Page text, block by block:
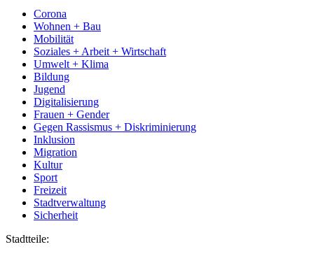
Corona
Wohnen + Bau
Mobilität
Soziales + Arbeit + Wirtschaft
Umwelt + Klima
Bildung
Jugend
Digitalisierung
Frauen + Gender
Gegen Rassismus + Diskriminierung
Inklusion
Migration
Kultur
Sport
Freizeit
Stadtverwaltung
Sicherheit
Stadtteile: